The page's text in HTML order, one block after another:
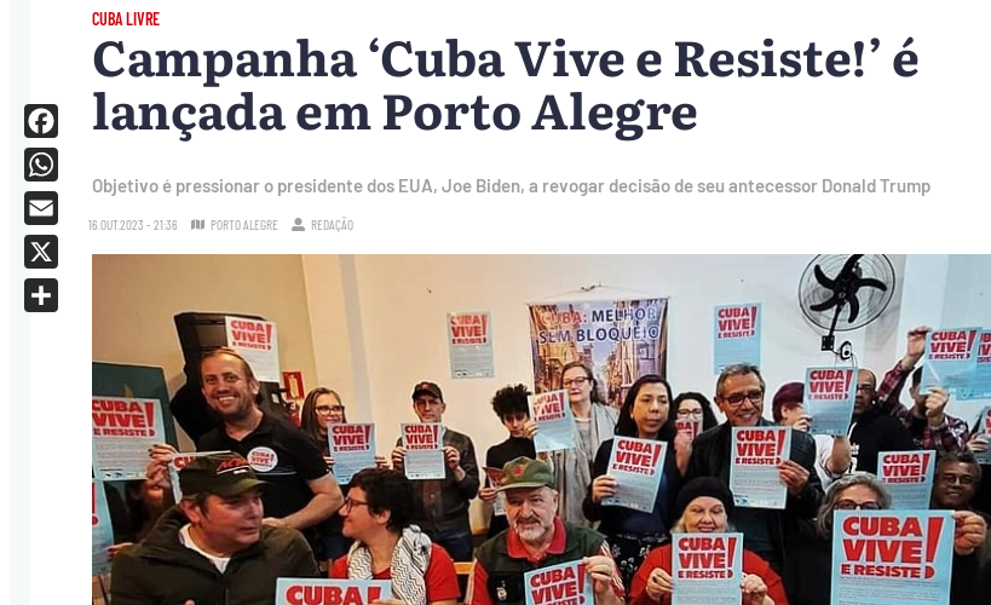
CUBA LIVRE
Campanha ‘Cuba Vive e Resiste!’ é
lançada em Porto Alegre
Objetivo é pressionar o presidente dos EUA, Joe Biden, a revogar decisão de seu antecessor Donald Trump
16.OUT.2023 - 21:36 PORTO ALEGRE REDAÇÃO
Facebook
WhatsApp
Email
X